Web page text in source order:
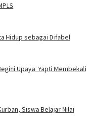
Hidup sebagai Difabel
Upaya Yapti Membekali
Siswa Belajar Nilai